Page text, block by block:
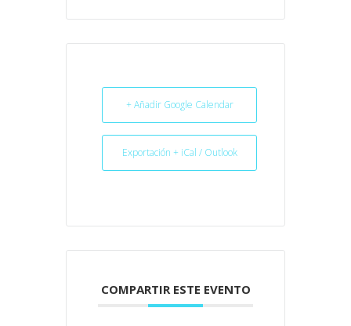
+ Añadir Google Calendar
Exportación + iCal / Outlook
COMPARTIR ESTE EVENTO